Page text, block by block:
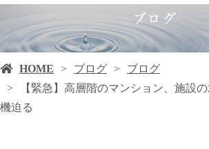
ブログ
HOME ブログ
ブログ
【緊急】高層階のマンション、施設
機迫る